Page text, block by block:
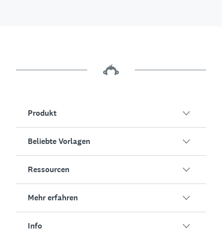
Produkt
Umfragen
KI-Umfragegenerator
Online-Formulare
Marktforschung
Beliebte Vorlagen
Mitarbeiterengagement
Event-Feedback
Ressourcen
Blog
Mehr erfahren
Info